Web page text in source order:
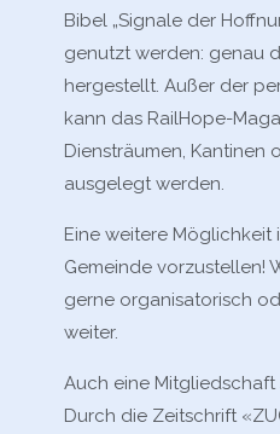
Bibel „Signale der
genutzt werden: genau
hergestellt. Außer der
kann das RailHope-
Diensträumen, Kantinen
ausgelegt werden.
Eine weitere Möglichkeit
Gemeinde vorzustellen!
gerne organisatorisch
weiter.
Auch eine Mitgliedschaft
Durch die Zeitschrift